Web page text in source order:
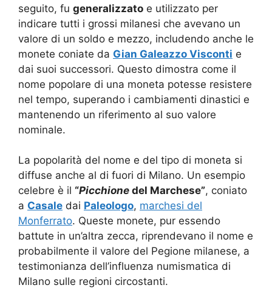
seguito, fu generalizzato e utilizzato per
indicare tutti i grossi milanesi che avevano un
valore di un soldo e mezzo, includendo anche le
monete coniate da Gian Galeazzo Visconti e
dai suoi successori. Questo dimostra come il
nome popolare di una moneta potesse resistere
nel tempo, superando i cambiamenti dinastici e
mantenendo un riferimento al suo valore
nominale.
La popolarità del nome e del tipo di moneta si
diffuse anche al di fuori di Milano. Un esempio
celebre è il “Picchione del Marchese”, coniato
a Casale dai Paleologo, marchesi del
Monferrato. Queste monete, pur essendo
battute in un’altra zecca, riprendevano il nome e
probabilmente il valore del Pegione milanese, a
testimonianza dell’influenza numismatica di
Milano sulle regioni circostanti.